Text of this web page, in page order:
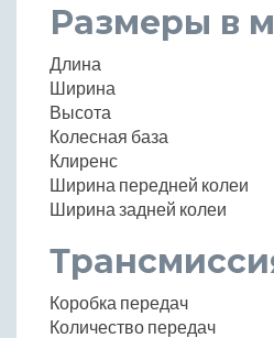
Размеры в
Длина
Ширина
Высота
Колесная база
Клиренс
Ширина передней колеи
Ширина задней колеи
Коробка передач
Количество передач